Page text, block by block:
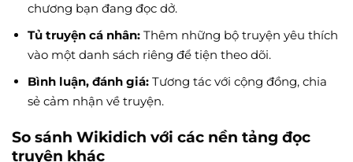
chương bạn đang đọc dở.
Tủ truyện cá nhân:Thêm những bộ truyện yêu thích
vào một danh sách riêng để tiện theo dõi.
Bình luận, đánh giá:Tương tác với cộng đồng, chia
sẻ cảm nhận về truyện.
So sánh Wikidich với các nền tảng đọc
truyện khác